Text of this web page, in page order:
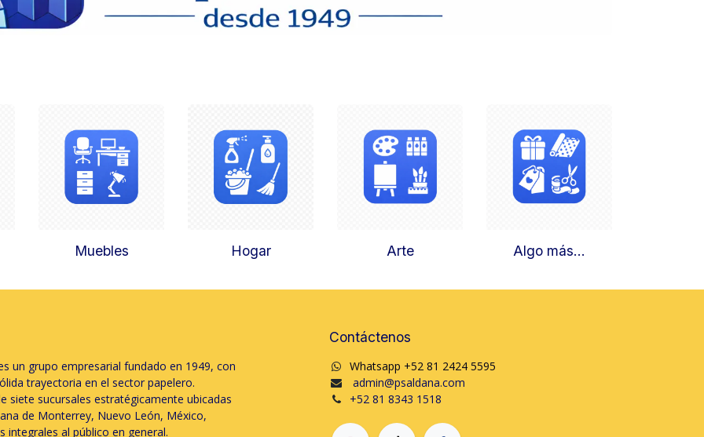
Muebles Hogar Arte Algo más...
un grupo empresarial fundado en 1949, con
trayectoria en el sector papelero.
siete sucursales estratégicamente ubicadas
de Monterrey, Nuevo León, México,
integrales al público en general.
Contáctenos
Whatsapp +52 81 2424 5595
admin@psaldana.com
+52 81 8343 1518